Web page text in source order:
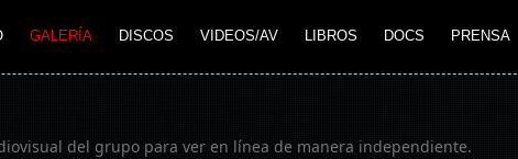
GALERÍA DISCOS VIDEOS/AV LIBROS DOCS PRENSA
del grupo para ver en línea de manera independiente.